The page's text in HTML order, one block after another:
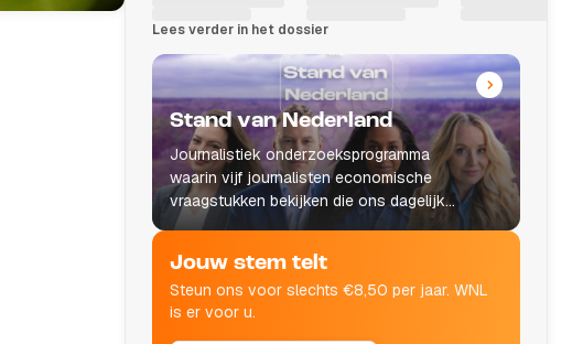
Lees verder in het dossier
Stand van Nederland
Journalistiek onderzoeksprogramma
waarin vijf journalisten economische
vraagstukken bekijken die ons dagelijks
leven raken.
Jouw stem telt
Steun ons voor slechts €8,50 per jaar. WNL
is er voor u.